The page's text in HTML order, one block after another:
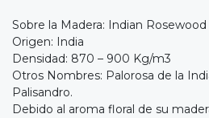
Sobre la Madera: Indian
Origen: India
Densidad: 870 – 900 Kg/m3
Otros Nombres: Palorosa de la
Palisandro.
Debido al aroma floral de su